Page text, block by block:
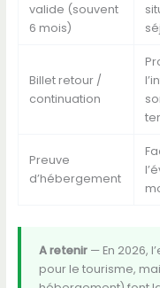
valide (souvent
6 mois)
Billet retour /
continuation
Preuve
d’hébergement
A retenir— En 2026,
pour le tourisme,